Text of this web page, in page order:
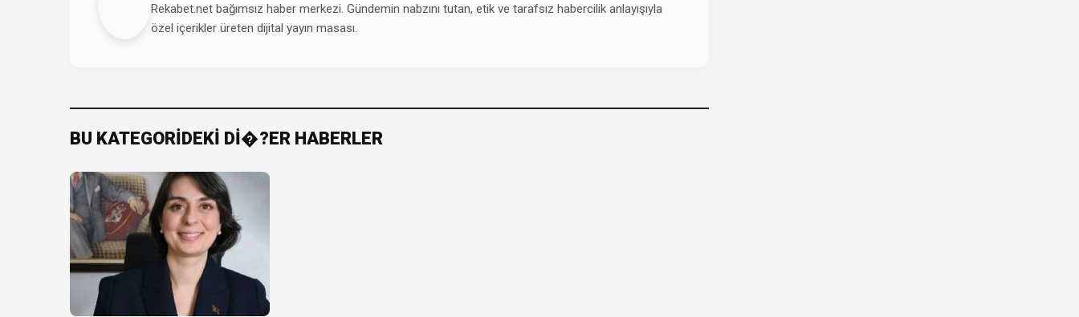
Rekabet.net bağımsız haber merkezi. Gündemin nabzını tutan, etik ve tarafsız habercilik anlayışıyla
özel içerikler üreten dijital yayın masası.
BU KATEGORİDEKİ Dİ�?ER HABERLER